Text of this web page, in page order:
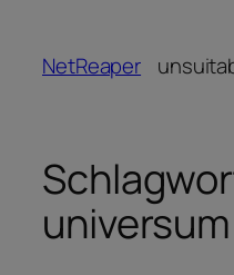
springen
NetReaper
universum